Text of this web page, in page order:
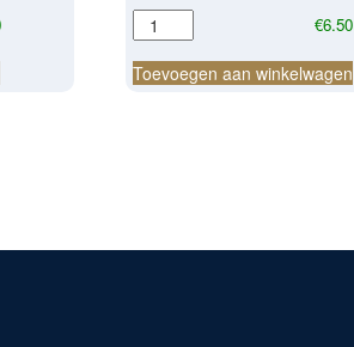
€6.50
Droge
worst
everzwijn
aantal
Toevoegen aan winkelwagen